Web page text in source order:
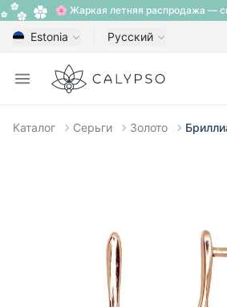
🌸 Жаркая летняя распродажа —
Estonia Русский
Open menu
Calypso
Каталог Серьги Золото